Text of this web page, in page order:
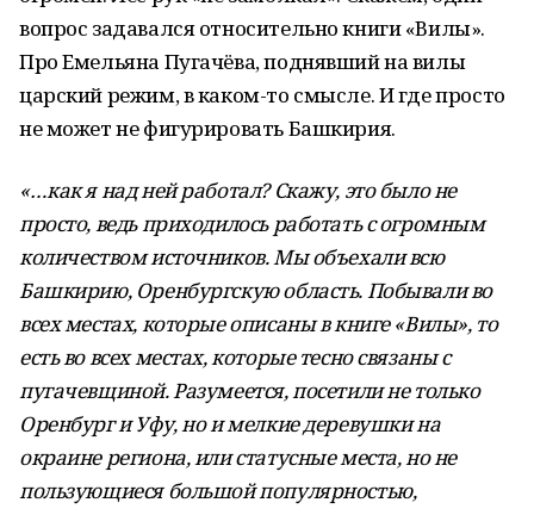
вопрос задавался относительно книги «Вилы».
Про Емельяна Пугачёва, поднявший на вилы
царский режим, в каком-то смысле. И где просто
не может не фигурировать Башкирия.
«…как я над ней работал? Скажу, это было не
просто, ведь приходилось работать с огромным
количеством источников. Мы объехали всю
Башкирию, Оренбургскую область. Побывали во
всех местах, которые описаны в книге «Вилы», то
есть во всех местах, которые тесно связаны с
пугачевщиной. Разумеется, посетили не только
Оренбург и Уфу, но и мелкие деревушки на
окраине региона, или статусные места, но не
пользующиеся большой популярностью,